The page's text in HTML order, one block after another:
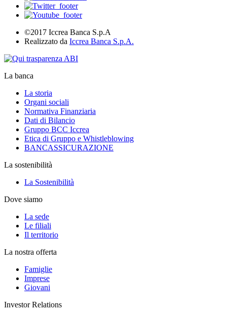
©2017 Iccrea Banca S.p.A
Realizzato da Iccrea Banca S.p.A.
La banca
La storia
Organi sociali
Normativa Finanziaria
Dati di Bilancio
Gruppo BCC Iccrea
Etica di Gruppo e Whistleblowing
BANCASSICURAZIONE
La sostenibilità
La Sostenibilità
Dove siamo
La sede
Le filiali
Il territorio
La nostra offerta
Famiglie
Imprese
Giovani
Investor Relations